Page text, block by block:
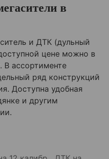
в
и ДТК (дульный
цене можно в
В ассортименте
ряд конструкций
Доступна удобная
и другим